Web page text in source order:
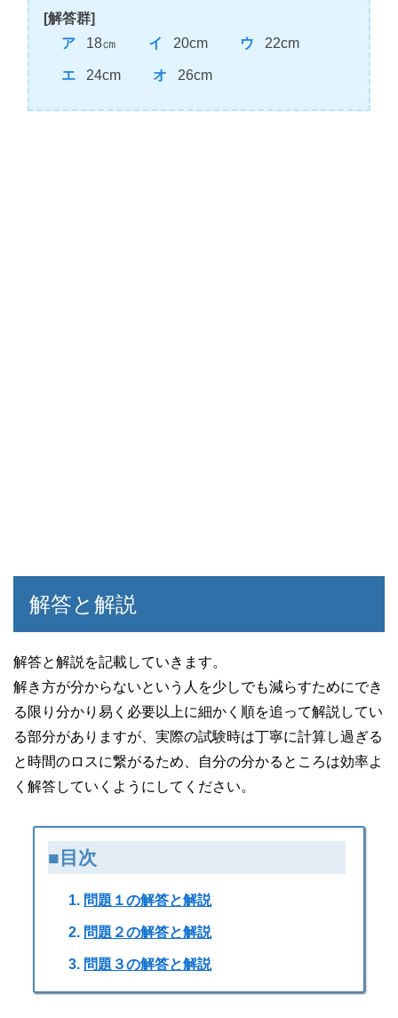
[解答群]
18㎝
20cm 22cm
24cm 26cm
解答と解説
解答と解説を記載していきます。
解き方が分からないという人を少しでも減らすためにでき
る限り分かり易く必要以上に細かく順を追って解説してい
る部分がありますが、実際の試験時は丁寧に計算し過ぎる
と時間のロスに繋がるため、自分の分かるところは効率よ
く解答していくようにしてください。
■目次
問題１の解答と解説
問題２の解答と解説
問題３の解答と解説